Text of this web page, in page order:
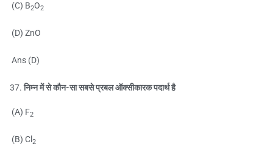
(C) B2O2
(D) ZnO
Ans (D)
निम्न में से कौन-सा सबसे प्रबल ऑक्सीकारक पदार्थ है
(A) F2
(B) Cl 2